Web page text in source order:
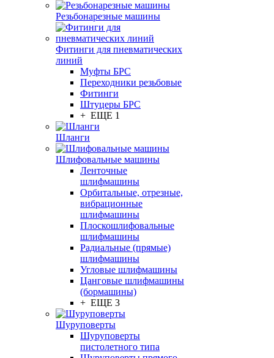
Резьбонарезные машины
Фитинги для пневматических
линий
Муфты БРС
Переходники резьбовые
Фитинги
Штуцеры БРС
+ ЕЩЕ 1
Шланги
Шлифовальные машины
Ленточные
шлифмашины
Орбитальные, отрезные,
вибрационные
шлифмашины
Плоскошлифовальные
шлифмашины
Радиальные (прямые)
шлифмашины
Угловые шлифмашины
Цанговые шлифмашины
(бормашины)
+ ЕЩЕ 3
Шуруповерты
Шуруповерты
пистолетного типа